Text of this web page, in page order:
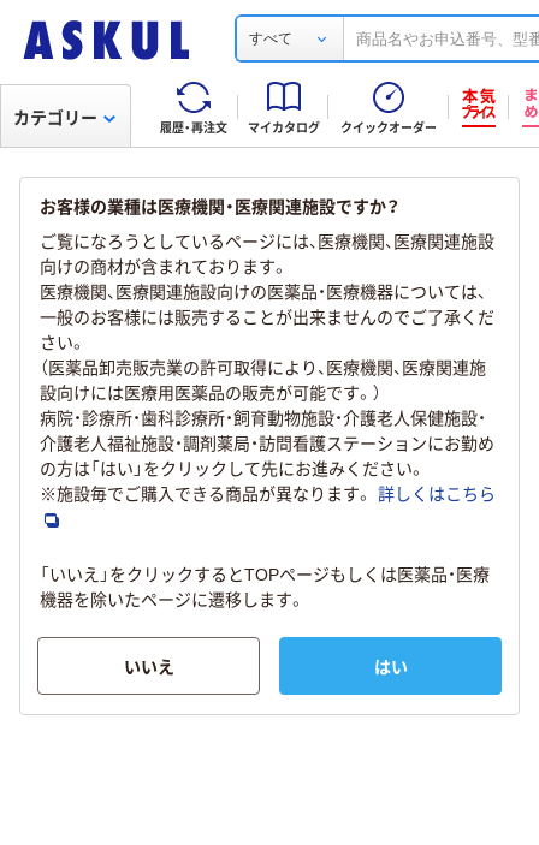
すべて
履歴・再注文 マイカタログ クイックオーダー
カテゴリー
お客様の業種は医療機関・医療関連施設ですか？
ご覧になろうとしているページには、医療機関、医療関連施設
向けの商材が含まれております。
医療機関、医療関連施設向けの医薬品・医療機器については、
一般のお客様には販売することが出来ませんのでご了承くだ
さい。
（医薬品卸売販売業の許可取得により、医療機関、医療関連施
設向けには医療用医薬品の販売が可能です。）
病院・診療所・歯科診療所・飼育動物施設・介護老人保健施設・
介護老人福祉施設・調剤薬局・訪問看護ステーションにお勤め
の方は「はい」をクリックして先にお進みください。
※施設毎でご購入できる商品が異なります。 詳しくはこちら
「いいえ」をクリックするとTOPページもしくは医薬品・医療
機器を除いたページに遷移します。
いいえ はい